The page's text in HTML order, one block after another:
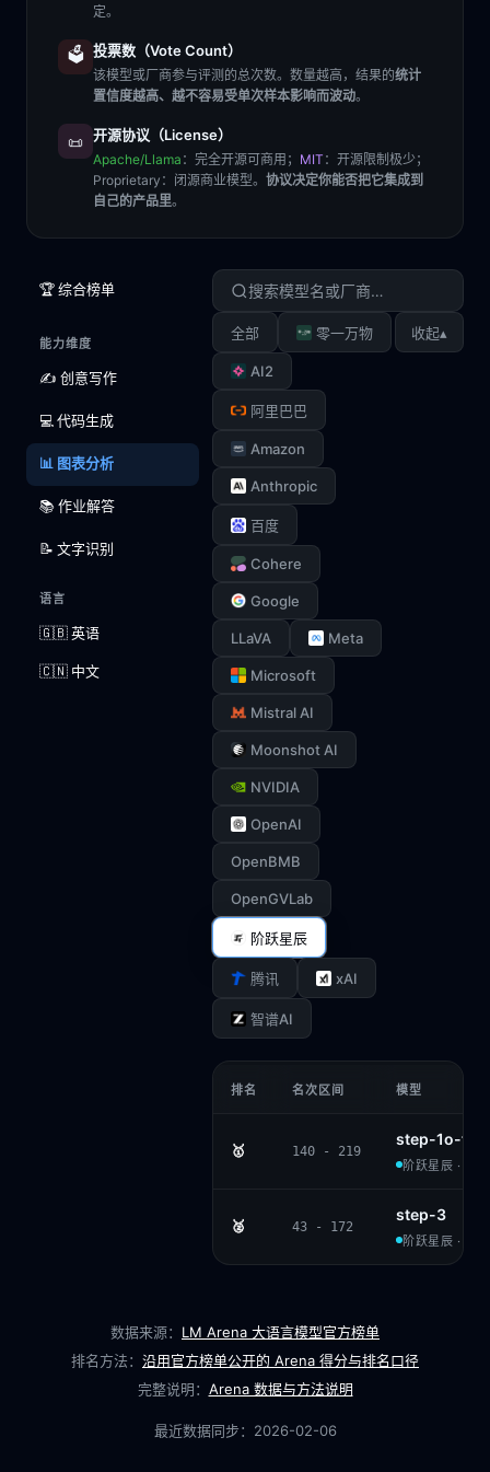
定。
🗳️ 投票数（Vote Count）
该模型或厂商参与评测的总次数。数量越高，结果的统计
置信度越高、越不容易受单次样本影响而波动。
📜 开源协议（License）
Apache/Llama ：完全开源可商用； MIT ：开源限制极少；
Proprietary ：闭源商业模型。 协议决定你能否把它集成到
自己的产品里。
🏆 综合榜单
能力维度
✍️ 创意写作
💻 代码生成
📊 图表分析
📚 作业解答
📝 文字识别
语言
🇬🇧 英语
🇨🇳 中文
全部 零一万物
AI2
阿里巴巴
Amazon
Anthropic
百度
Cohere
Google
LLaVA Meta
Microsoft
Mistral AI
Moonshot AI
NVIDIA
OpenAI
OpenBMB
OpenGVLab
阶跃星辰
腾讯 xAI
智谱AI
收起▴
排名 名次区间 模型
🥇 140 - 219
step-1o-
阶跃星辰 ·
🥈 43 - 172
step-3
阶跃星辰 ·
数据来源： LM Arena 大语言模型官方榜单
排名方法： 沿用官方榜单公开的 Arena 得分与排名口径
完整说明： Arena 数据与方法说明
最近数据同步： 2026-02-06